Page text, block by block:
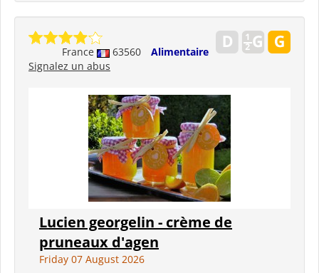
France 63560
Alimentaire
Signalez un abus
Lucien georgelin - crème de
pruneaux d'agen
Friday 07 August 2026